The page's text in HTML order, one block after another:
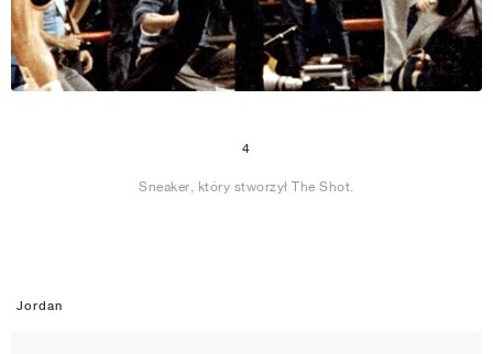
4
Sneaker, który stworzył The Shot.
Jordan